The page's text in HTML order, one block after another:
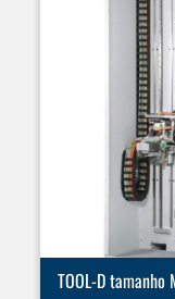
TOOL-D tamanho